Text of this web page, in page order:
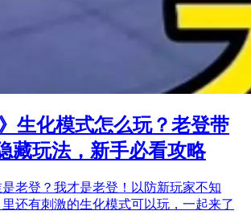
生化模式怎么玩？老登带
藏玩法，新手必看攻略
是老登？我才是老登！以防新玩家不知
还有刺激的生化模式可以玩，一起来了